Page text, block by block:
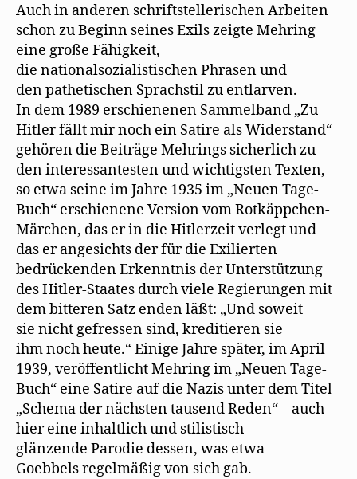
Auch in anderen schriftstellerischen Arbeiten
schon zu Beginn seines Exils zeigte Mehring
eine große Fähigkeit,
die nationalsozialistischen Phrasen und
den pathetischen Sprachstil zu entlarven.
In dem 1989 erschienenen Sammelband „Zu
Hitler fällt mir noch ein Satire als Widerstand“
gehören die Beiträge Mehrings sicherlich zu
den interessantesten und wichtigsten Texten,
so etwa seine im Jahre 1935 im „Neuen Tage-
Buch“ erschienene Version vom Rotkäppchen-
Märchen, das er in die Hitlerzeit verlegt und
das er angesichts der für die Exilierten
bedrückenden Erkenntnis der Unterstützung
des Hitler-Staates durch viele Regierungen mit
dem bitteren Satz enden läßt: „Und soweit
sie nicht gefressen sind, kreditieren sie
ihm noch heute.“ Einige Jahre später, im April
1939, veröffentlicht Mehring im „Neuen Tage-
Buch“ eine Satire auf die Nazis unter dem Titel
„Schema der nächsten tausend Reden“ – auch
hier eine inhaltlich und stilistisch
glänzende Parodie dessen, was etwa
Goebbels regelmäßig von sich gab.